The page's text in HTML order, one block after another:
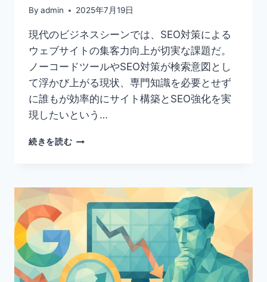
法
By admin 2025年7月19日
現代のビジネスシーンでは、SEO対策による
ウェブサイトの集客力向上が切実な課題だ。
ノーコードツールやSEO対策が検索意図とし
て浮かび上がる現状、専門知識を必要とせず
に誰もが効率的にサイト構築とSEO強化を実
現したいという…
続きを読むSEO
強
ノ
コ
ー
ド
ツ